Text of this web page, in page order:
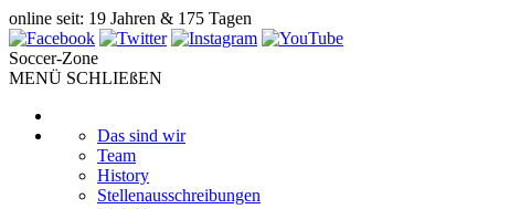
online seit: 19 Jahren & 175 Tagen
Soccer-Zone
MENÜ SCHLIEßEN
Das sind wir
Team
History
Stellenausschreibungen